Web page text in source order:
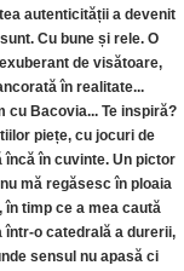
autenticității a devenit
Cu bune și rele. O
de visătoare,
în realitate...
cu Bacovia... Te inspiră?
piețe, cu jocuri de
încă în cuvinte. Un pictor
mă regăsesc în ploaia
timp ce a mea caută
într-o catedrală a durerii,
sensul nu apasă ci